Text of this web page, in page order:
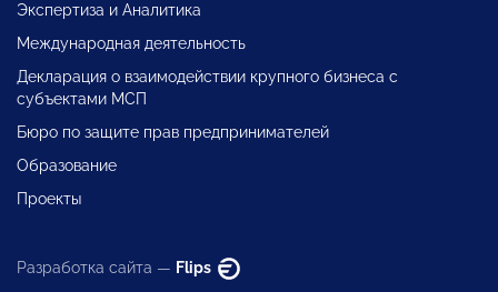
Экспертиза и Аналитика
Международная деятельность
Декларация о взаимодействии крупного бизнеса с
субъектами МСП
Бюро по защите прав предпринимателей
Образование
Проекты
Разработка сайта — Flips